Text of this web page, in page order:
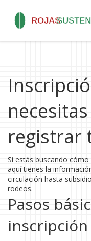
registrar
Si estás buscando
aquí tienes la
circulación hasta
rodeos.
Pasos
inscripción